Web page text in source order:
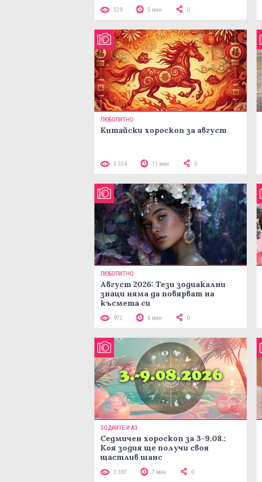
529 5 мин 0
ЛЮБОПИТНО
Китайски хороскоп за август
3 534 11 мин 0
ЛЮБОПИТНО
Август 2026: Тези зодиакални
знаци няма да повярват на
късмета си
972 6 мин 0
ЗОДИИТЕ И АЗ
Седмичен хороскоп за 3-9.08.:
Коя зодия ще получи своя
щастлив шанс
3 387 7 мин 0